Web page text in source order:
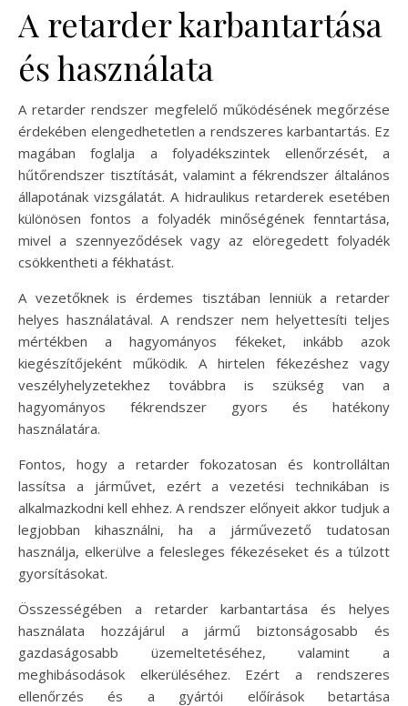
A retarder karbantartása
és használata
A retarder rendszer megfelelő működésének megőrzése
érdekében elengedhetetlen a rendszeres karbantartás. Ez
magában foglalja a folyadékszintek ellenőrzését, a
hűtőrendszer tisztítását, valamint a fékrendszer általános
állapotának vizsgálatát. A hidraulikus retarderek esetében
különösen fontos a folyadék minőségének fenntartása,
mivel a szennyeződések vagy az elöregedett folyadék
csökkentheti a fékhatást.
A vezetőknek is érdemes tisztában lenniük a retarder
helyes használatával. A rendszer nem helyettesíti teljes
mértékben a hagyományos fékeket, inkább azok
kiegészítőjeként működik. A hirtelen fékezéshez vagy
veszélyhelyzetekhez továbbra is szükség van a
hagyományos fékrendszer gyors és hatékony
használatára.
Fontos, hogy a retarder fokozatosan és kontrolláltan
lassítsa a járművet, ezért a vezetési technikában is
alkalmazkodni kell ehhez. A rendszer előnyeit akkor tudjuk a
legjobban kihasználni, ha a járművezető tudatosan
használja, elkerülve a felesleges fékezéseket és a túlzott
gyorsításokat.
Összességében a retarder karbantartása és helyes
használata hozzájárul a jármű biztonságosabb és
gazdaságosabb üzemeltetéséhez, valamint a
meghibásodások elkerüléséhez. Ezért a rendszeres
ellenőrzés és a gyártói előírások betartása